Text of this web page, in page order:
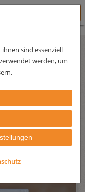
Oberfläche
sind essenziell
werden, um